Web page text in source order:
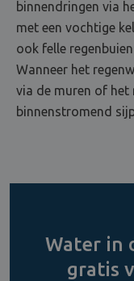
binnendringen via
met een vochtige
ook felle
Wanneer het
via de muren of het
binnenstromend
Water in
gratis